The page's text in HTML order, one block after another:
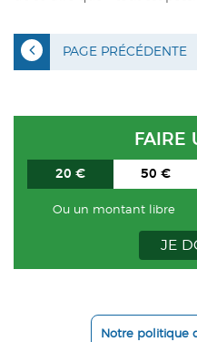
PAGE PRÉCÉDENTE
FAIRE
20 € 50 €
Ou un montant libre
JE
Notre politique